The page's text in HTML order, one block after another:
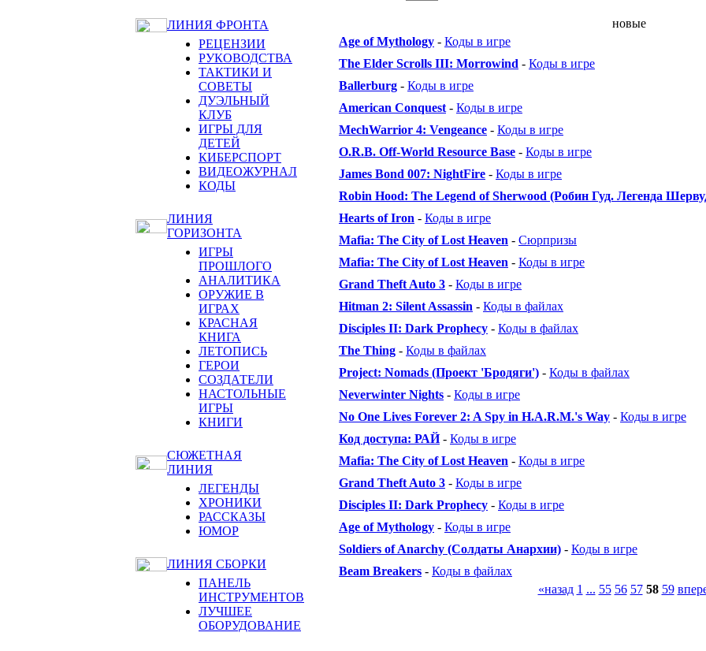
ЛИНИЯ ФРОНТА
РЕЦЕНЗИИ
РУКОВОДСТВА
ТАКТИКИ И
СОВЕТЫ
ДУЭЛЬНЫЙ
КЛУБ
ИГРЫ ДЛЯ
ДЕТЕЙ
КИБЕРСПОРТ
ВИДЕОЖУРНАЛ
КОДЫ
ЛИНИЯ
ГОРИЗОНТА
ИГРЫ
ПРОШЛОГО
АНАЛИТИКА
ОРУЖИЕ В
ИГРАХ
КРАСНАЯ
КНИГА
ЛЕТОПИСЬ
ГЕРОИ
СОЗДАТЕЛИ
НАСТОЛЬНЫЕ
ИГРЫ
КНИГИ
СЮЖЕТНАЯ
ЛИНИЯ
ЛЕГЕНДЫ
ХРОНИКИ
РАССКАЗЫ
ЮМОР
ЛИНИЯ СБОРКИ
ПАНЕЛЬ
ИНСТРУМЕНТОВ
ЛУЧШЕЕ
ОБОРУДОВАНИЕ
новые
Age of Mythology - Коды в игре
The Elder Scrolls III: Morrowind - Коды в игре
Ballerburg - Коды в игре
American Conquest - Коды в игре
MechWarrior 4: Vengeance - Коды в игре
O.R.B. Off-World Resource Base - Коды в игре
James Bond 007: NightFire - Коды в игре
Robin Hood: The Legend of Sherwood (Робин Гуд. Легенда
Hearts of Iron - Коды в игре
Mafia: The City of Lost Heaven - Сюрпризы
Mafia: The City of Lost Heaven - Коды в игре
Grand Theft Auto 3 - Коды в игре
Hitman 2: Silent Assassin - Коды в файлах
Disciples II: Dark Prophecy - Коды в файлах
The Thing - Коды в файлах
Project: Nomads (Проект 'Бродяги') - Коды в файлах
Neverwinter Nights - Коды в игре
No One Lives Forever 2: A Spy in H.A.R.M.'s Way - Коды в игре
Код доступа: РАЙ- Коды в игре
Mafia: The City of Lost Heaven - Коды в игре
Grand Theft Auto 3 - Коды в игре
Disciples II: Dark Prophecy - Коды в игре
Age of Mythology - Коды в игре
Soldiers of Anarchy (Солдаты Анархии) - Коды в игре
Beam Breakers - Коды в файлах
«назад 1 ... 55 56 57 58 59